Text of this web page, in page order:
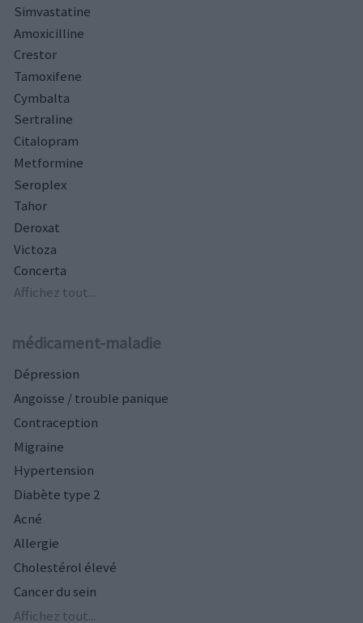
Simvastatine
Amoxicilline
Crestor
Tamoxifene
Cymbalta
Sertraline
Citalopram
Metformine
Seroplex
Tahor
Deroxat
Victoza
Concerta
Affichez tout...
médicament-maladie
Dépression
Angoisse / trouble panique
Contraception
Migraine
Hypertension
Diabète type 2
Acné
Allergie
Cholestérol élevé
Cancer du sein
Affichez tout...